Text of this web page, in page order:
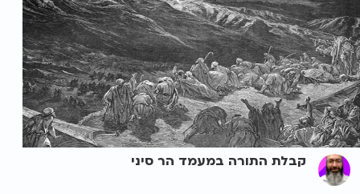
קבלת התורה במעמד הר סיני